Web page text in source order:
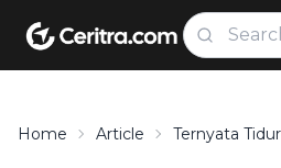
Home Article Ternyata